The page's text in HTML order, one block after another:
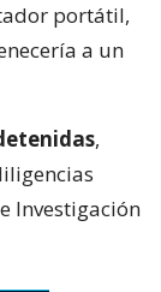
portátil,
a un
,
Investigación